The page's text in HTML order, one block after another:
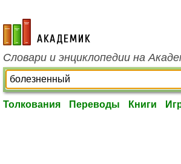
academic.ru
Словари и энциклопедии на
Толкования Переводы Книги